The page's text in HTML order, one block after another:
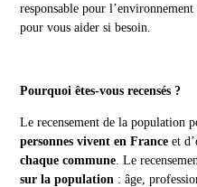
responsable pour
pour vous aider si besoin.
Pourquoi êtes-vous recensés ?
Le recensement de la population
personnes vivent en Franceet
chaque commune . Le
sur la population : âge,